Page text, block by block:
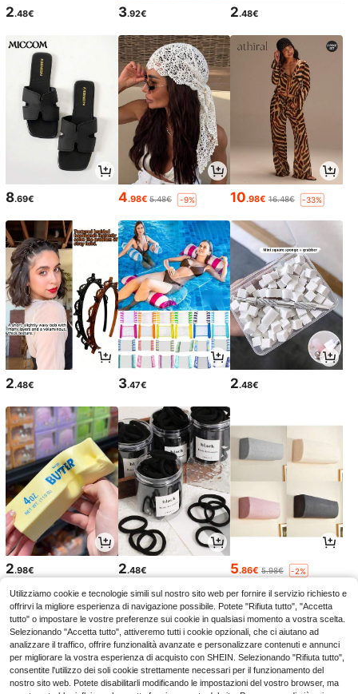
2.48€ 3.92€ 2.48€
8.69€ 4.98€ 5.48€ -9% 10.98€ 16.48€ -33%
2.48€ 3.47€ 2.48€
2.98€ 2.48€ 5.86€ 5.98€ -2%
Utilizziamo cookie e tecnologie simili sul nostro sito web per fornire il servizio richiesto e
offrirvi la migliore esperienza di navigazione possibile. Potete "Rifiuta tutto", "Accetta
tutto" o impostare le vostre preferenze sui cookie in qualsiasi momento a vostra scelta.
Selezionando "Accetta tutto", attiveremo tutti i cookie opzionali, che ci aiutano ad
analizzare il traffico, offrire funzionalità avanzate e personalizzare contenuti e annunci
per migliorare la vostra esperienza di acquisto con SHEIN. Selezionando "Rifiuta tutto",
consentite l'utilizzo dei soli cookie strettamente necessari per il funzionamento del
nostro sito web. Potete disabilitarli modificando le impostazioni del vostro browser, ma